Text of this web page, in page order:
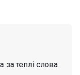
теплі слова